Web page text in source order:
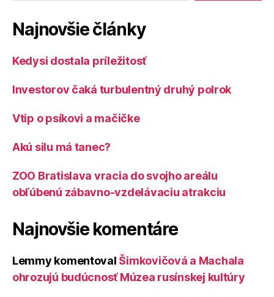
Najnovšie články
Kedysi dostala príležitosť
Investorov čaká turbulentný druhý polrok
Vtip o psíkovi a mačičke
Akú silu má tanec?
ZOO Bratislava vracia do svojho areálu
obľúbenú zábavno-vzdelávaciu atrakciu
Najnovšie komentáre
Lemmy komentoval Šimkovičová a Machala
ohrozujú budúcnosť Múzea rusínskej kultúry